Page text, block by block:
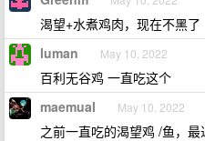
渴望+水煮鸡肉，现在不黑了
luman May 10, 2022
百利无谷鸡 一直吃这个
maemual May 10, 2022
之前一直吃的渴望鸡 /鱼，